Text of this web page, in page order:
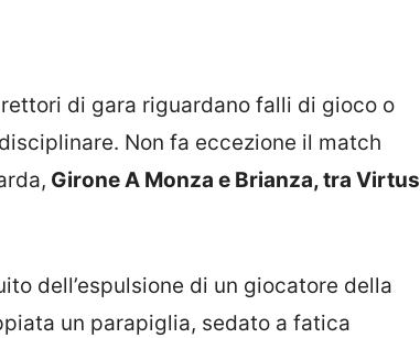
di gara riguardano falli di gioco o
Non fa eccezione il match
Girone A Monza e Brianza, tra Virtus
dell’espulsione di un giocatore della
un parapiglia, sedato a fatica